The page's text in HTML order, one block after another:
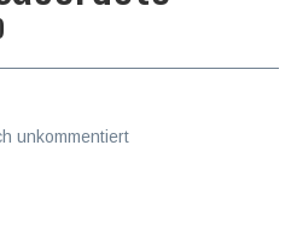
unkommentiert